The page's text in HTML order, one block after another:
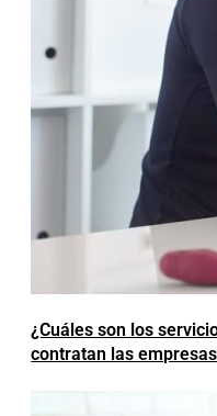
¿Cuáles son los
contratan las